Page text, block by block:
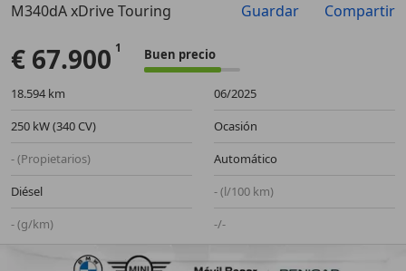
Anterior
M340dA xDrive Touring
Guardar Compartir
€ 67.900 Buen precio
18.594 km
06/2025
250 kW (340 CV)
Ocasión
- (Propietarios)
Automático
Diésel
- (l/100 km)
- (g/km)
-/-